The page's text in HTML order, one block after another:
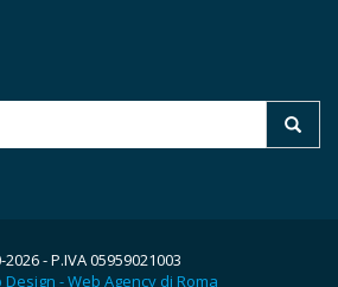
- P.IVA 05959021003
Design - Web Agency di Roma